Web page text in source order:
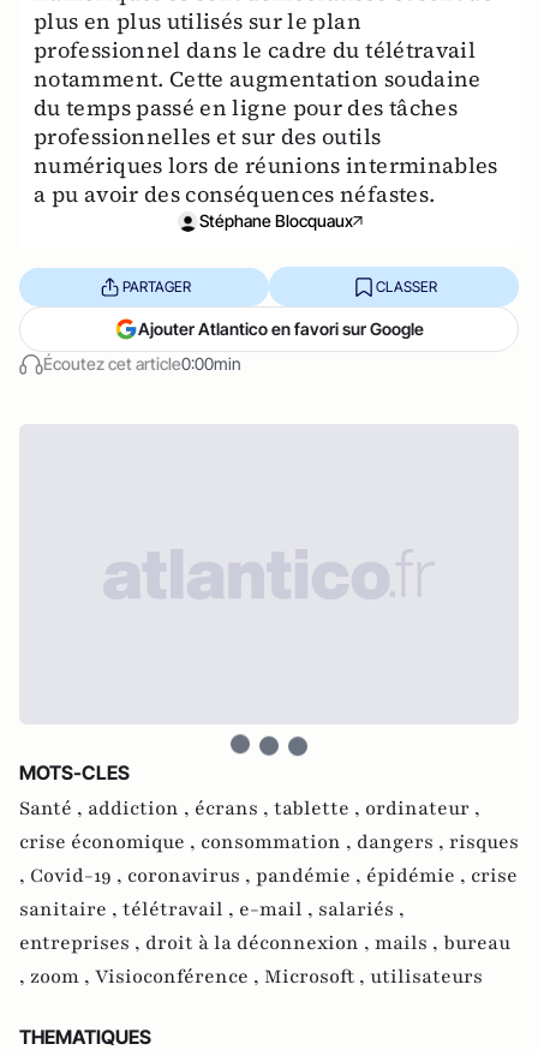
plus en plus utilisés sur le plan
professionnel dans le cadre du télétravail
notamment. Cette augmentation soudaine
du temps passé en ligne pour des tâches
professionnelles et sur des outils
numériques lors de réunions interminables
a pu avoir des conséquences néfastes.
Stéphane Blocquaux
Écoutez cet article0:00min
PARTAGER CLASSER
Ajouter Atlantico en favori sur Google
MOTS-CLES
Santé , addiction , écrans , tablette , ordinateur ,
crise économique , consommation , dangers , risques
, Covid-19 , coronavirus , pandémie , épidémie , crise
sanitaire , télétravail , e-mail , salariés ,
entreprises , droit à la déconnexion , mails , bureau
, zoom , Visioconférence , Microsoft , utilisateurs
THEMATIQUES